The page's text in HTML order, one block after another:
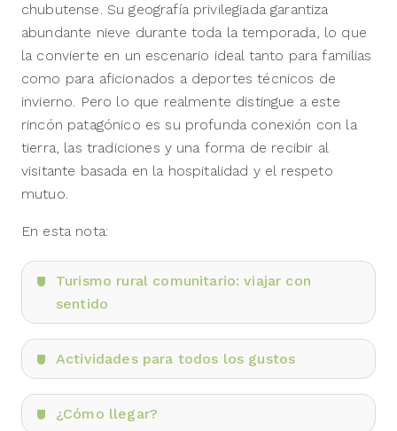
chubutense. Su geografía privilegiada garantiza
abundante nieve durante toda la temporada, lo que
la convierte en un escenario ideal tanto para familias
como para aficionados a deportes técnicos de
invierno. Pero lo que realmente distingue a este
rincón patagónico es su profunda conexión con la
tierra, las tradiciones y una forma de recibir al
visitante basada en la hospitalidad y el respeto
mutuo.
En esta nota:
Turismo rural comunitario: viajar con
sentido
Actividades para todos los gustos
¿Cómo llegar?